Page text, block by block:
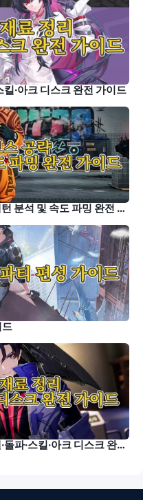
·아크 디스크 완전 가이드
이환 토네이도 보스 공략｜격투 패턴 분석 및 속도 파밍 완전 가이드
드
이환 카오스 육성 재료 정리｜레벨·돌파·스킬·아크 디스크 완전 가이드